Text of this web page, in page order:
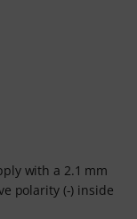
with a 2.1 mm
polarity (-) inside